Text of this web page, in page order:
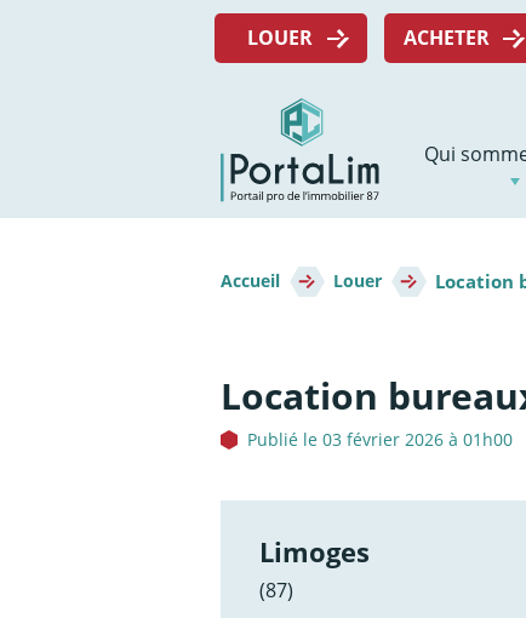
Menu
LOUER ACHETER
Navigation
principale
Qui
d'Ariane
Accueil Louer Location
Location
Publié le 03 février 2026 à 01h00
Limoges
(87)